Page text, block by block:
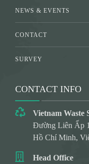
NEWS & EVENTS
CONTACT
SURVEY
CONTACT INFO
Vietnam Waste
Đường Liên Ấp
Hồ Chí Minh,
Head Office